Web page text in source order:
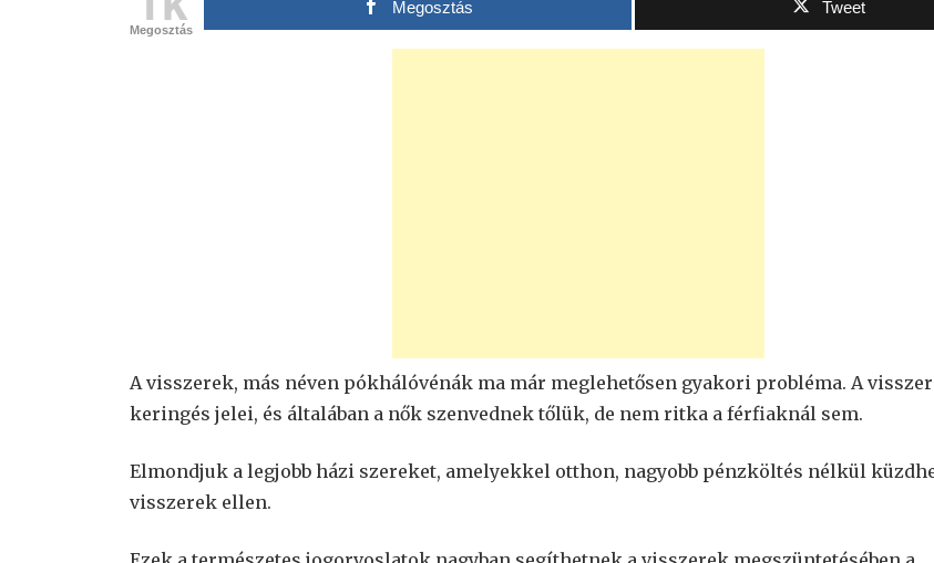
Megosztás
Megosztás Tweet
A visszerek, más néven pókhálóvénák ma már meglehetősen gyakori probléma. A
keringés jelei, és általában a nők szenvednek tőlük, de nem ritka a férfiaknál sem.
Elmondjuk a legjobb házi szereket, amelyekkel otthon, nagyobb pénzköltés nélkül
visszerek ellen.